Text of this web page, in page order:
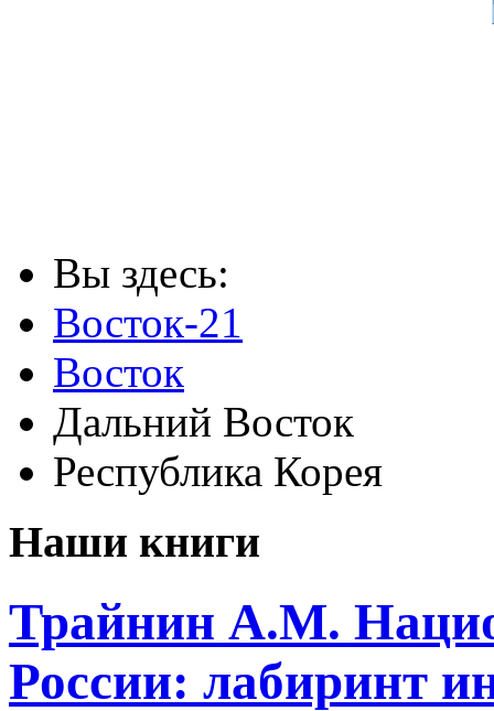
Вы здесь:
Восток-21
Восток
Дальний Восток
Республика Корея
Наши книги
Трайнин А.М.
России: лабиринт